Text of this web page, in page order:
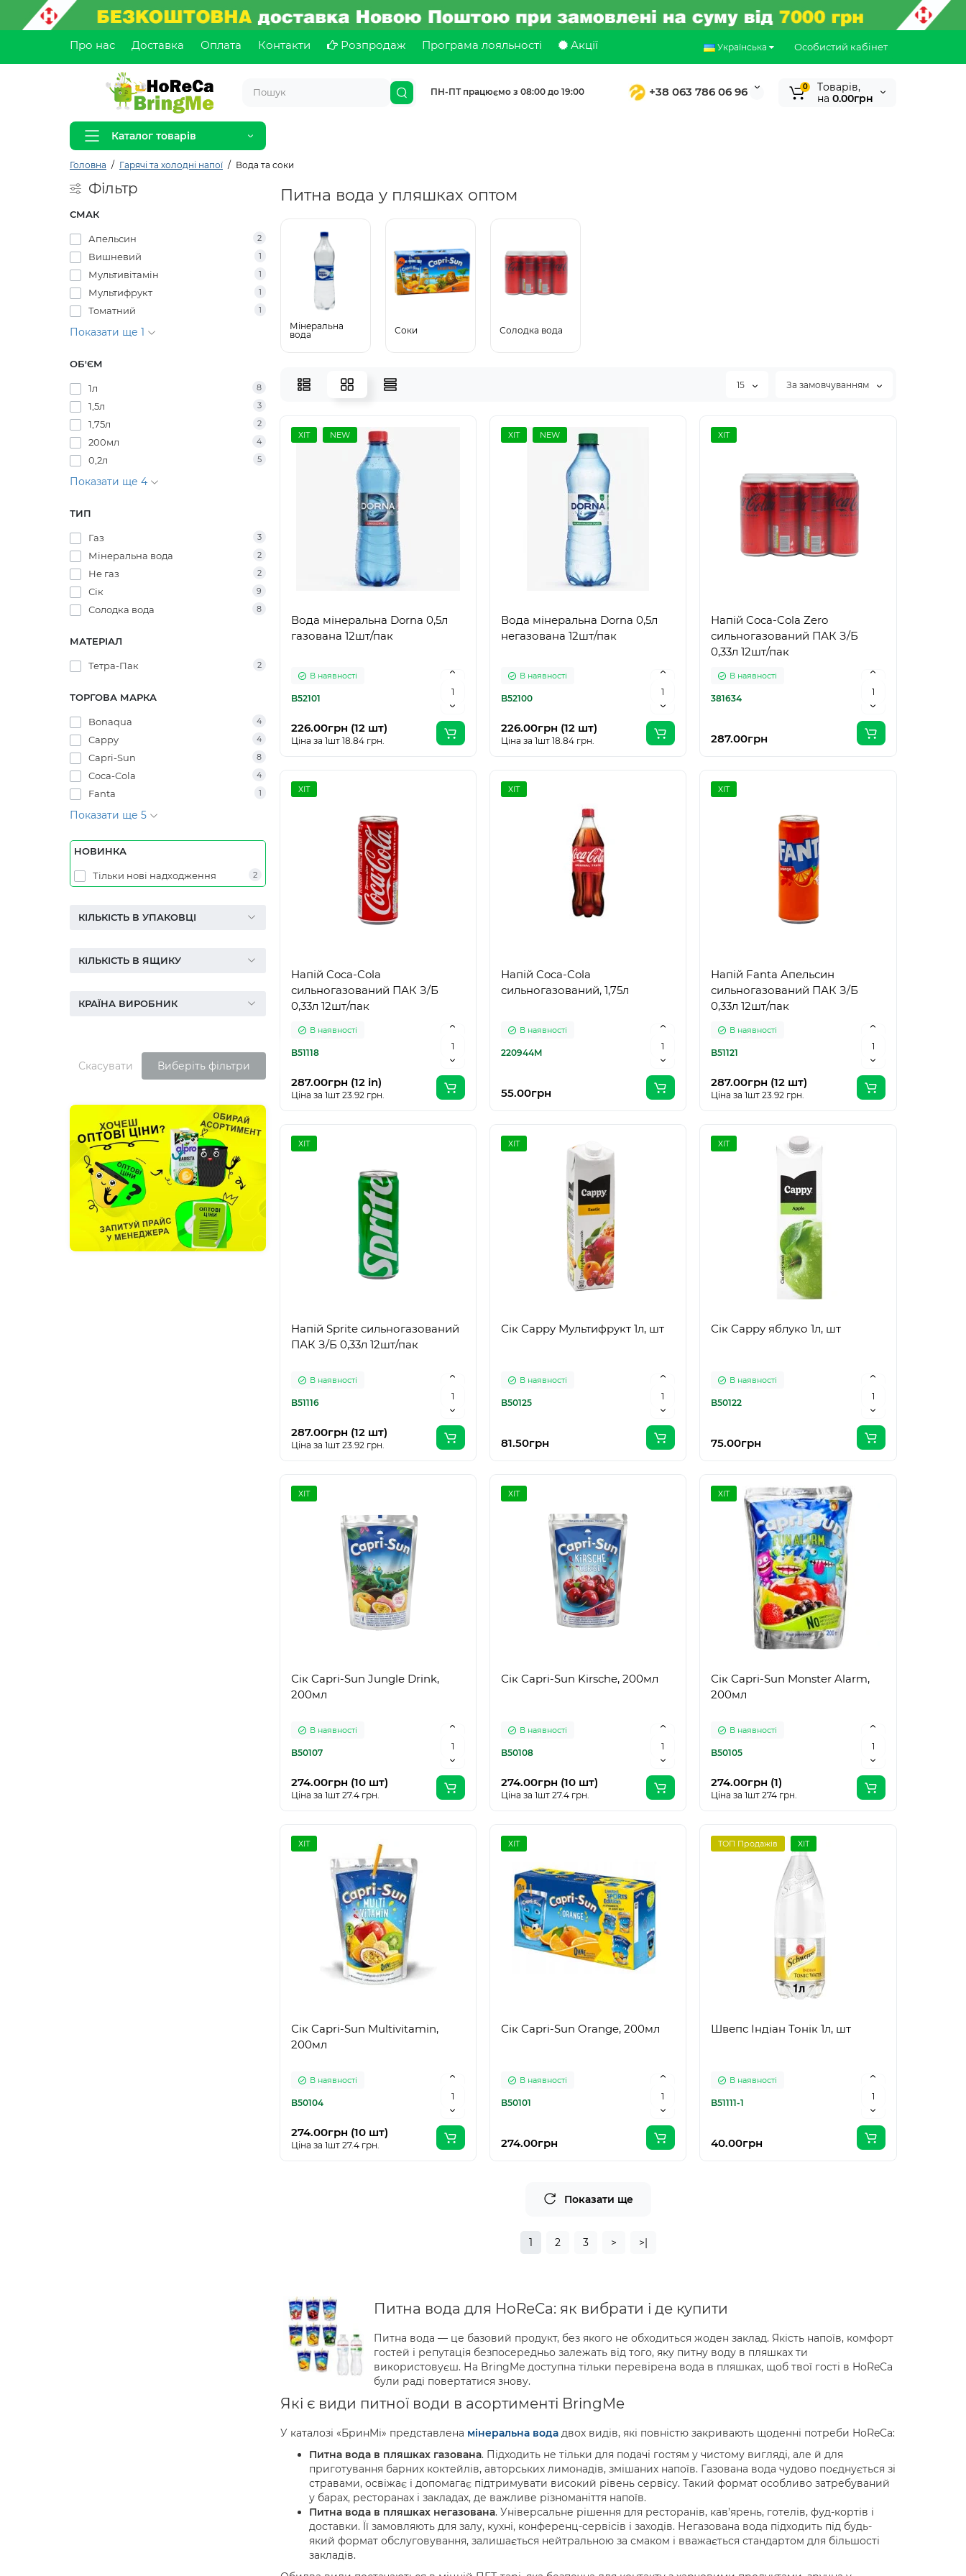
Про нас Доставка Оплата Контакти Розпродаж Програма лояльності Акції Особистий кабінет
Українська
ПН-ПТ працюємо з 08:00 до 19:00 +38 063 786 06 96 0
Tоварів,
на 0.00грн
Каталог товарів
Головна Гарячі та холодні напої Вода та соки
Фільтр
СМАК
Апельсин 2
Вишневий 1
Мультивітамін 1
Мультифрукт 1
Томатний 1
Показати ще 1
ОБ'ЄМ
1л 8
1,5л 3
1,75л 2
200мл 4
0,2л 5
Показати ще 4
ТИП
Газ 3
Мінеральна вода 2
Не газ 2
Сік 9
Солодка вода 8
МАТЕРІАЛ
Тетра-Пак 2
ТОРГОВА МАРКА
Bonaqua 4
Cappy 4
Capri-Sun 8
Coca-Cola 4
Fanta 1
Показати ще 5
НОВИНКА
Тільки нові надходження 2
КІЛЬКІСТЬ В УПАКОВЦІ
КІЛЬКІСТЬ В ЯЩИКУ
КРАЇНА ВИРОБНИК
Скасувати Виберіть фільтри
Питна вода у пляшках оптом
Мінеральна
вода
Соки Солодка вода
15 За замовчуванням
ХІТ NEW
Вода мінеральна Dorna 0,5л
газована 12шт/пак
В наявності
B52101
226.00грн (12 шт)
Ціна за 1шт 18.84 грн.
ХІТ NEW
Вода мінеральна Dorna 0,5л
негазована 12шт/пак
В наявності
B52100
226.00грн (12 шт)
Ціна за 1шт 18.84 грн.
ХІТ
Напій Coca-Cola Zero
сильногазований ПАК З/Б
0,33л 12шт/пак
В наявності
381634
287.00грн
ХІТ
Напій Coca-Cola
сильногазований ПАК З/Б
0,33л 12шт/пак
В наявності
B51118
287.00грн (12 in)
Ціна за 1шт 23.92 грн.
ХІТ
Напій Coca-Cola
сильногазований, 1,75л
В наявності
220944M
55.00грн
ХІТ
Напій Fanta Апельсин
сильногазований ПАК З/Б
0,33л 12шт/пак
В наявності
B51121
287.00грн (12 шт)
Ціна за 1шт 23.92 грн.
ХІТ
Напій Sprite сильногазований
ПАК З/Б 0,33л 12шт/пак
В наявності
B51116
287.00грн (12 шт)
Ціна за 1шт 23.92 грн.
ХІТ
Сік Cappy Мультифрукт 1л, шт
В наявності
B50125
81.50грн
ХІТ
Сік Cappy яблуко 1л, шт
В наявності
B50122
75.00грн
ХІТ
Сік Capri-Sun Jungle Drink,
200мл
В наявності
B50107
274.00грн (10 шт)
Ціна за 1шт 27.4 грн.
ХІТ
Сік Capri-Sun Kirsche, 200мл
В наявності
B50108
274.00грн (10 шт)
Ціна за 1шт 27.4 грн.
ХІТ
Сік Capri-Sun Monster Alarm,
200мл
В наявності
B50105
274.00грн (1)
Ціна за 1шт 274 грн.
ХІТ
Сік Capri-Sun Multivitamin,
200мл
В наявності
B50104
274.00грн (10 шт)
Ціна за 1шт 27.4 грн.
ХІТ
Сік Capri-Sun Orange, 200мл
В наявності
B50101
274.00грн
ТОП Продажів ХІТ
Швепс Індіан Тонік 1л, шт
В наявності
B51111-1
40.00грн
Показати ще
1 2 3 > >|
Питна вода для HoReCa: як вибрати і де купити
Питна вода — це базовий продукт, без якого не обходиться жоден заклад. Якість напоїв, комфорт
гостей і репутація безпосередньо залежать від того, яку питну воду в пляшках ти
використовуєш. На BringMe доступна тільки перевірена вода в пляшках, щоб твої гості в HoReCa
були раді повертатися знову.
Які є види питної води в асортименті BringMe
У каталозі «БринМі» представлена мінеральна водадвох видів, які повністю закривають щоденні потреби HoReCa:
Питна вода в пляшках газована. Підходить не тільки для подачі гостям у чистому вигляді, але й для
приготування барних коктейлів, авторських лимонадів, змішаних напоїв. Газована вода чудово поєднується зі
стравами, освіжає і допомагає підтримувати високий рівень сервісу. Такий формат особливо затребуваний
у барах, ресторанах і закладах, де важливе різноманіття напоїв.
Питна вода в пляшках негазована. Універсальне рішення для ресторанів, кав’ярень, готелів, фуд-кортів і
доставки. Її замовляють для залу, кухні, конференц-сервісів і заходів. Негазована вода підходить під будь-
який формат обслуговування, залишається нейтральною за смаком і вважається стандартом для більшості
закладів.